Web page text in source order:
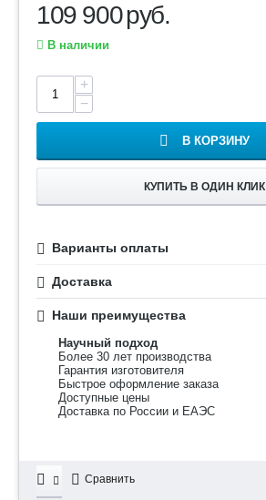
109 900руб.
В наличии
+
−
В КОРЗИНУ
КУПИТЬ В ОДИН КЛИК
Варианты оплаты
Доставка
Наши преимущества
Научный подход
Более 30 лет производства
Гарантия изготовителя
Быстрое оформление заказа
Доступные цены
Доставка по России и ЕАЭС
Сравнить